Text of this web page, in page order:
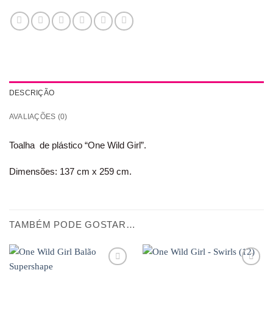
DESCRIÇÃO
AVALIAÇÕES (0)
Toalha de plástico “One Wild Girl”.
Dimensões: 137 cm x 259 cm.
TAMBÉM PODE GOSTAR…